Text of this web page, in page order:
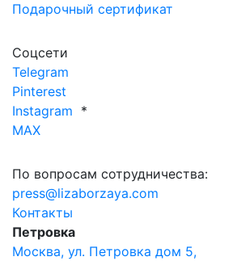
Подарочный сертификат
Соцсети
Telegram
Pinterest
Instagram *
MAX
По вопросам сотрудничества:
press@lizaborzaya.com
Контакты
Петровка
Москва, ул. Петровка дом 5,